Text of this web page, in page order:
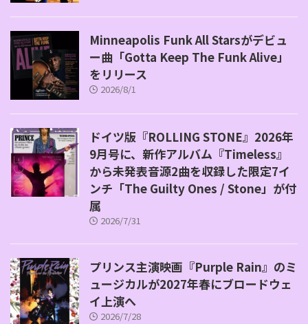
Minneapolis Funk All Starsがデビュ
ー曲「Gotta Keep The Funk Alive」
をリリース
2026/8/1
ドイツ版『ROLLING STONE』2026年
9月号に、新作アルバム『Timeless』
から未発表音源2曲を収録した限定7イ
ンチ「The Guilty Ones / Stone」が付
属
2026/7/31
プリンス主演映画『Purple Rain』のミ
ュージカルが2027年春にブロードウェ
イ上演へ
2026/7/28